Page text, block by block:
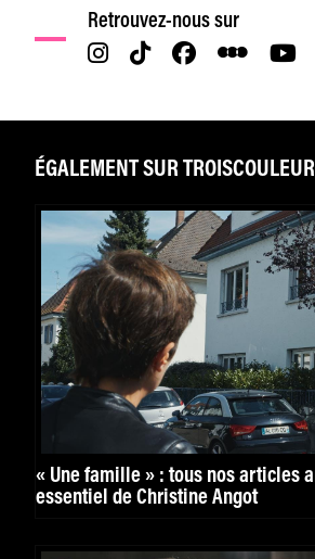
Retrouvez-nous sur
ÉGALEMENT SUR
« Une famille » : tous nos articles
essentiel de Christine Angot